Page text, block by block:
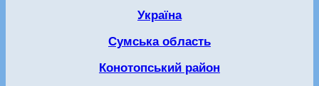
Україна
Сумська область
Конотопський район